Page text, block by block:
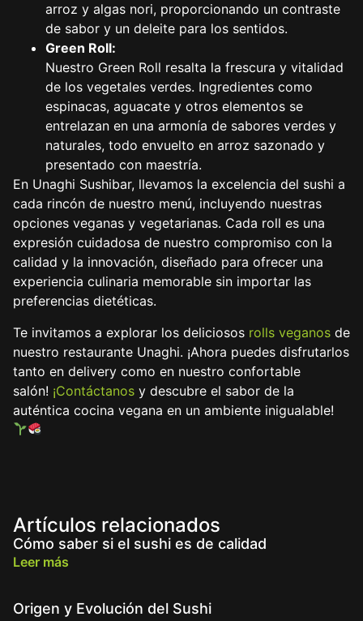
arroz y algas nori, proporcionando un contraste
de sabor y un deleite para los sentidos.
Green Roll:
Nuestro Green Roll resalta la frescura y vitalidad
de los vegetales verdes. Ingredientes como
espinacas, aguacate y otros elementos se
entrelazan en una armonía de sabores verdes y
naturales, todo envuelto en arroz sazonado y
presentado con maestría.
En Unaghi Sushibar, llevamos la excelencia del sushi a
cada rincón de nuestro menú, incluyendo nuestras
opciones veganas y vegetarianas. Cada roll es una
expresión cuidadosa de nuestro compromiso con la
calidad y la innovación, diseñado para ofrecer una
experiencia culinaria memorable sin importar las
preferencias dietéticas.
Te invitamos a explorar los deliciosos rolls veganos de
nuestro restaurante Unaghi. ¡Ahora puedes disfrutarlos
tanto en delivery como en nuestro confortable
salón! ¡Contáctanos y descubre el sabor de la
auténtica cocina vegana en un ambiente inigualable!
Artículos relacionados
Cómo saber si el sushi es de calidad
Leer más
Origen y Evolución del Sushi